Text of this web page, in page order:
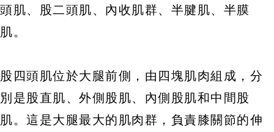
頭肌、股二頭肌、內收肌群、半腱肌、半膜
肌。
股四頭肌位於大腿前側，由四塊肌肉組成，分
別是股直肌、外側股肌、內側股肌和中間股
肌。這是大腿最大的肌肉群，負責膝關節的伸